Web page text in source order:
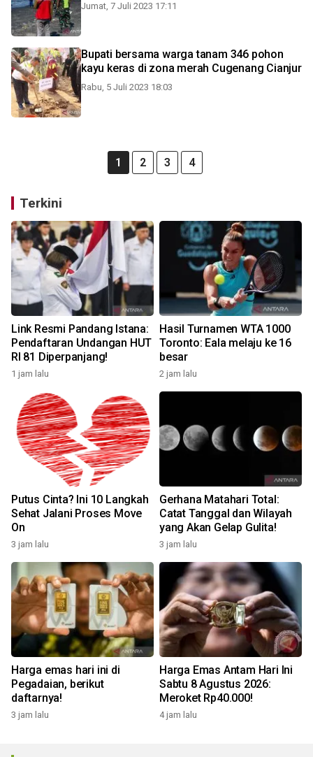
Jumat, 7 Juli 2023 17:11
Bupati bersama warga tanam 346 pohon
kayu keras di zona merah Cugenang Cianjur
Rabu, 5 Juli 2023 18:03
1 2 3 4
Terkini
Link Resmi Pandang Istana:
Pendaftaran Undangan HUT
RI 81 Diperpanjang!
1 jam lalu
Hasil Turnamen WTA 1000
Toronto: Eala melaju ke 16
besar
2 jam lalu
Putus Cinta? Ini 10 Langkah
Sehat Jalani Proses Move
On
3 jam lalu
Gerhana Matahari Total:
Catat Tanggal dan Wilayah
yang Akan Gelap Gulita!
3 jam lalu
Harga emas hari ini di
Pegadaian, berikut
daftarnya!
3 jam lalu
Harga Emas Antam Hari Ini
Sabtu 8 Agustus 2026:
Meroket Rp40.000!
4 jam lalu